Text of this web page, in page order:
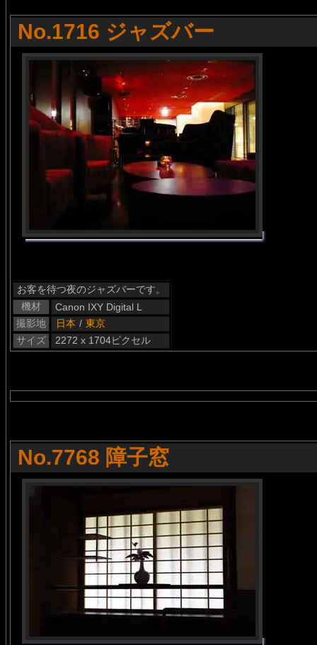
No.1716 ジャズバー
お客を待つ夜のジャズバーです。
機材
Canon IXY Digital L
撮影地
日本 / 東京
サイズ
2272 x 1704ピクセル
No.7768 障子窓